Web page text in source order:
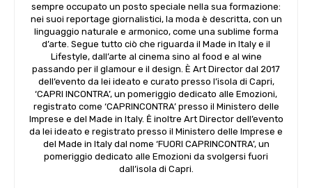
sempre occupato un posto speciale nella sua formazione:
nei suoi reportage giornalistici, la moda è descritta, con un
linguaggio naturale e armonico, come una sublime forma
d’arte. Segue tutto ciò che riguarda il Made in Italy e il
Lifestyle, dall’arte al cinema sino al food e al wine
passando per il glamour e il design. È Art Director dal 2017
dell’evento da lei ideato e curato presso l’isola di Capri,
‘CAPRI INCONTRA’, un pomeriggio dedicato alle Emozioni,
registrato come ‘CAPRINCONTRA’ presso il Ministero delle
Imprese e del Made in Italy. Ė inoltre Art Director dell’evento
da lei ideato e registrato presso il Ministero delle Imprese e
del Made in Italy dal nome ‘FUORI CAPRINCONTRA’, un
pomeriggio dedicato alle Emozioni da svolgersi fuori
dall’isola di Capri.